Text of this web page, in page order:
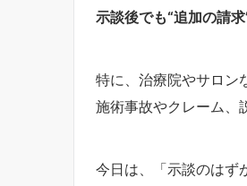
示談後でも“追加の請
特に、治療院やサロン
施術事故やクレーム、
今日は、「示談のはず